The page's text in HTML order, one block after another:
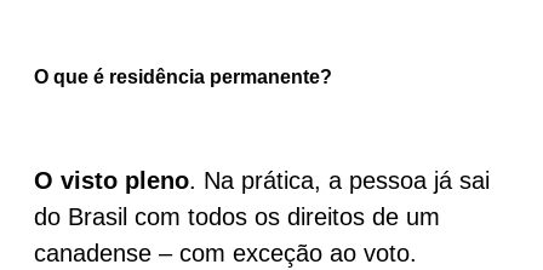
O que é residência permanente?
O visto pleno. Na prática, a pessoa já sai
do Brasil com todos os direitos de um
canadense – com exceção ao voto.